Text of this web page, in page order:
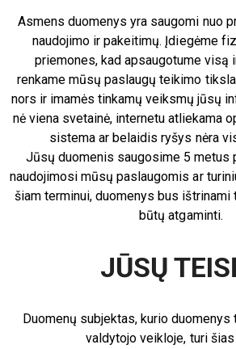
Asmens duomenys yra saugomi nuo
naudojimo ir pakeitimų. Įdiegėme
priemones, kad apsaugotume visą
renkame mūsų paslaugų teikimo
nors ir imamės tinkamų veiksmų jūsų
nė viena svetainė, internetu atliekama
sistema ar belaidis ryšys nėra
Jūsų duomenis saugosime 5 metus
naudojimosi mūsų paslaugomis ar
šiam terminui, duomenys bus ištrinami
būtų atgaminti.
JŪSŲ
Duomenų subjektas, kurio duomenys
valdytojo veikloje, turi